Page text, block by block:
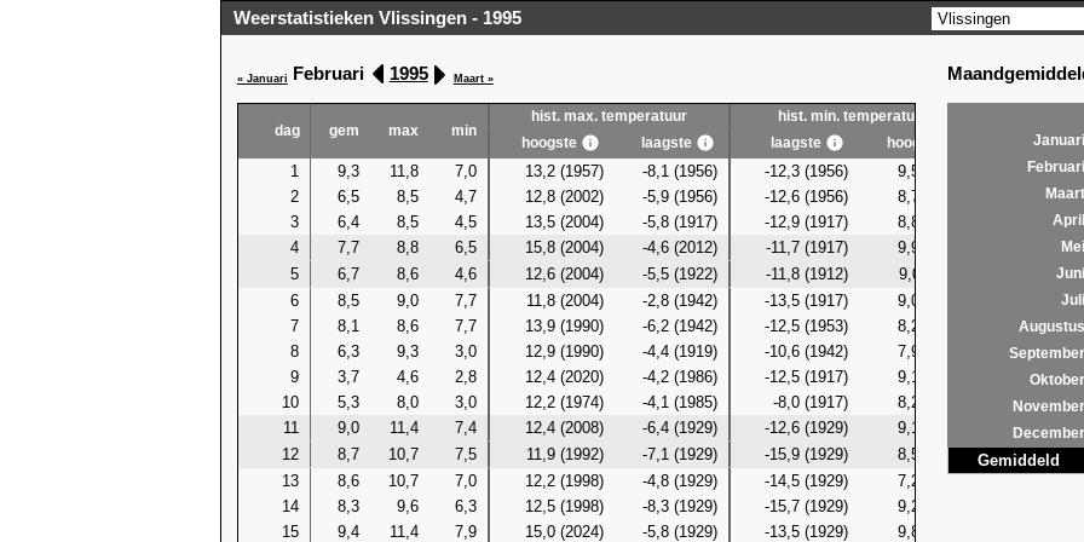
Weerstatistieken Vlissingen - 1995
« Januari Februari 1995 Maart »
dag gem max min
hist. max. temperatuur hist. min. temperatuur
hist.
hoogste
laagste laagste hoogste laagste
1 9,3 11,8 7,0 13,2 (1957) -8,1 (1956) -12,3 (1956) 9,5 (2016) -10,9
2
6,5 8,5 4,7 12,8 (2002) -5,9 (1956) -12,6 (1956) 8,7 (1923) -9,3
3
6,4 8,5 4,5 13,5 (2004) -5,8 (1917) -12,9 (1917) 8,8 (2004) -8,8
4
7,7 8,8 6,5 15,8 (2004) -4,6 (2012) -11,7 (1917) 9,9 (2004) -8,6
5
6,7 8,6 4,6 12,6 (2004) -5,5 (1922) -11,8 (1912) 9,0 (2011) -7,0
6
8,5 9,0 7,7 11,8 (2004) -2,8 (1942) -13,5 (1917) 9,0 (2024) -8,2
7
8,1 8,6 7,7 13,9 (1990) -6,2 (1942) -12,5 (1953) 8,2 (1990) -8,0
8
6,3 9,3 3,0 12,9 (1990) -4,4 (1919) -10,6 (1942) 7,9 (2022) -7,5
9
3,7 4,6 2,8 12,4 (2020) -4,2 (1986) -12,5 (1917) 9,1 (2024) -6,8
10
5,3 8,0 3,0 12,2 (1974) -4,1 (1985) -8,0 (1917) 8,2 (1918) -5,7
11
9,0 11,4 7,4 12,4 (2008) -6,4 (1929) -12,6 (1929) 9,1 (2002) -9,9
12
8,7 10,7 7,5 11,9 (1992) -7,1 (1929) -15,9 (1929) 8,5 (2002) -11,6
13
8,6 10,7 7,0 12,2 (1998) -4,8 (1929) -14,5 (1929) 7,2 (1998)
14
8,3 9,6 6,3 12,5 (1998) -8,3 (1929) -15,7 (1929) 9,2 (1958)
15
9,4 11,4 7,9 15,0 (2024) -5,8 (1929) -13,5 (1929) 9,8 (2024)
Januari
Februari
Maart
April
Mei
Juni
Juli
Augustus
September
Oktober
November
December
Gemiddeld